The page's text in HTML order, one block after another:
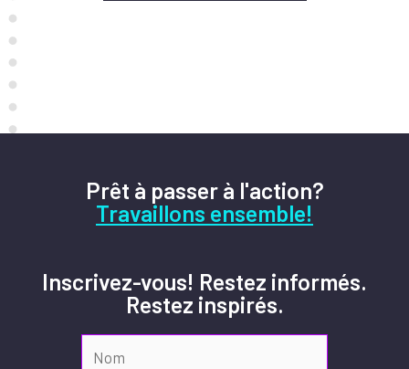
Prêt à passer à l'action?
Travaillons ensemble!
Inscrivez-vous! Restez informés.
Restez inspirés.